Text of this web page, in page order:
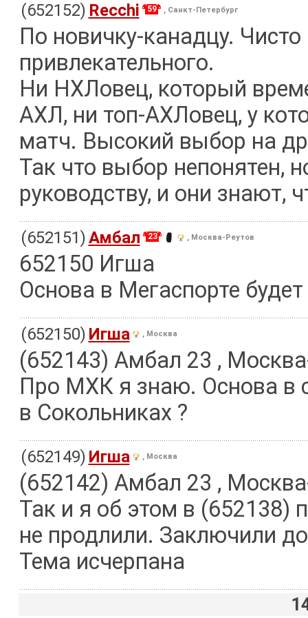
(652152) Recchi 59 , Санкт-Петербург
По новичку-канадцу.
привлекательного.
Ни НХЛовец, который
АХЛ, ни топ-АХЛовец, у
матч. Высокий выбор на
Так что выбор непонятен,
руководству, и они знают,
(652151)Амбал 23 , Москва-Реутов
652150 Игша
Основа в Мегаспорте
(652150) Игша , Москва
(652143) Амбал 23 ,
Про МХК я знаю. Основа в
в Сокольниках ?
(652149) Игша , Москва
(652142) Амбал 23 ,
Так и я об этом в (652138)
не продлили. Заключили
Тема исчерпана